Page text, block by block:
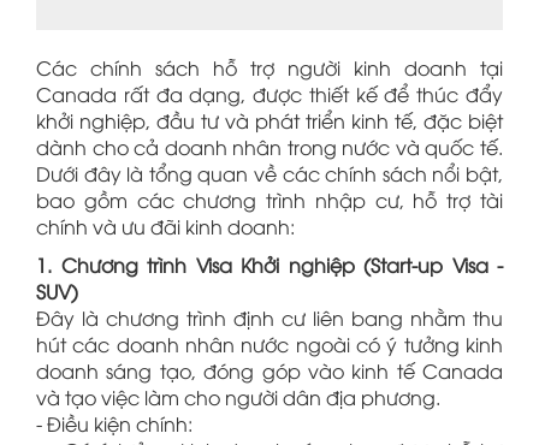
Các chính sách hỗ trợ người kinh doanh tại
Canada rất đa dạng, được thiết kế để thúc đẩy
khởi nghiệp, đầu tư và phát triển kinh tế, đặc biệt
dành cho cả doanh nhân trong nước và quốc tế.
Dưới đây là tổng quan về các chính sách nổi bật,
bao gồm các chương trình nhập cư, hỗ trợ tài
chính và ưu đãi kinh doanh:
1. Chương trình Visa Khởi nghiệp (Start-up Visa -
SUV)
Đây là chương trình định cư liên bang nhằm thu
hút các doanh nhân nước ngoài có ý tưởng kinh
doanh sáng tạo, đóng góp vào kinh tế Canada
và tạo việc làm cho người dân địa phương.
- Điều kiện chính: